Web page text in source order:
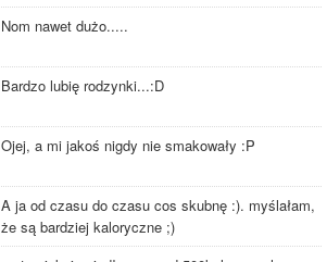
Nom nawet dużo.....
Bardzo lubię rodzynki...:D
Ojej, a mi jakoś nigdy nie smakowały :P
A ja od czasu do czasu cos skubnę :). myślałam,
że są bardziej kaloryczne ;)